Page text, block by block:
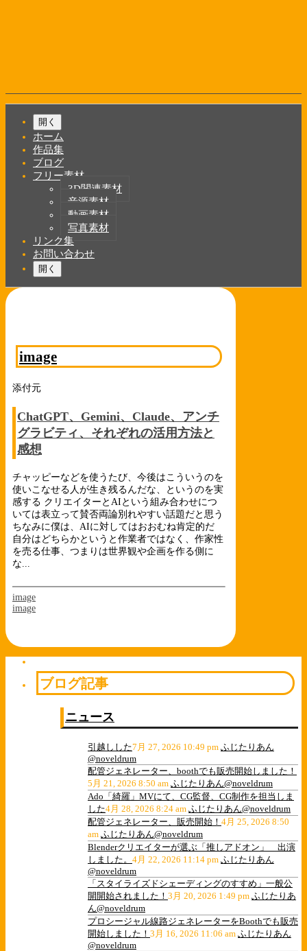
キ
Shrunk
Expand
ン
開く
ホーム
作品集
ブログ
フリー素材
3D関連素材
音源素材
動画素材
写真素材
リンク集
お問い合わせ
開く
image
添付元
ChatGPT、Gemini、Claude、アンチ
グラビティ、それぞれの活用方法と
感想
チャッピーなどを使うたび、今後はこういうのを
使いこなせる人が生き残るんだな、というのを実
感する クリエイターとAIという組み合わせにつ
いては表立って賛否両論別れやすい話題だと思う
ちなみに僕は、AIに対してはおおむね肯定的だ
自分はどちらかというと作業者ではなく、作家性
を売る仕事、つまりは世界観や企画を作る側に
な...
image
image
ブログ記事
ニュース
引越しした7月 27, 2026 10:49 pm ふじたりあん
@noveldrum
配管ジェネレーター、boothでも販売開始しました！
5月 21, 2026 8:50 am ふじたりあん@noveldrum
Ado「綺羅」MVにて、CG監督、CG制作を担当しま
した4月 28, 2026 8:24 am ふじたりあん@noveldrum
配管ジェネレーター、販売開始！ 4月 25, 2026 8:50
am ふじたりあん@noveldrum
Blenderクリエイターが選ぶ「推しアドオン」 出演
しました。 4月 22, 2026 11:14 pm ふじたりあん
@noveldrum
「スタイライズドシェーディングのすすめ」一般公
開開始されました！ 3月 20, 2026 1:49 pm ふじたりあ
ん@noveldrum
プロシージャル線路ジェネレーターをBoothでも販売
開始しました！ 3月 16, 2026 11:06 am ふじたりあん
@noveldrum